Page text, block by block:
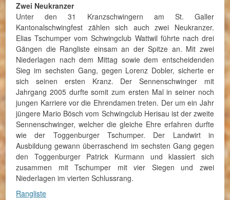
Zwei Neukranzer
Unter den 31 Kranzschwingern am St. Galler
Kantonalschwingfest zählen sich auch zwei Neukranzer.
Elias Tschumper vom Schwingclub Wattwil führte nach drei
Gängen die Rangliste einsam an der Spitze an. Mit zwei
Niederlagen nach dem Mittag sowie dem entscheidenden
Sieg im sechsten Gang, gegen Lorenz Dobler, sicherte er
sich seinen ersten Kranz. Der Sennenschwinger mit
Jahrgang 2005 durfte somit zum ersten Mal in seiner noch
jungen Karriere vor die Ehrendamen treten. Der um ein Jahr
jüngere Mario Bösch vom Schwingclub Herisau ist der zweite
Sennenschwinger, welcher die gleiche Ehre erfahren durfte
wie der Toggenburger Tschumper. Der Landwirt in
Ausbildung gewann überraschend im sechsten Gang gegen
den Toggenburger Patrick Kurmann und klassiert sich
zusammen mit Tschumper mit vier Siegen und zwei
Niederlagen im vierten Schlussrang.
Rangliste